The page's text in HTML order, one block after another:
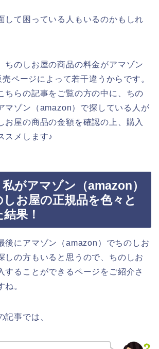
して困っている人もいるのかもしれ
ちのしお屋の商品の料金がアマゾン
売ページによって若干違うからです。
ちらの記事をご覧の方の中に、ちの
マゾン（amazon）で探している人が
お屋の商品の金額を確認の上、購入
スメします♪
私がアマゾン（amazon）
しお屋の正規品を色々と
果！
後にアマゾン（amazon）でちのしお
しの方もいると思うので、ちのしお
することができるページをご紹介さ
ね。
記事では、